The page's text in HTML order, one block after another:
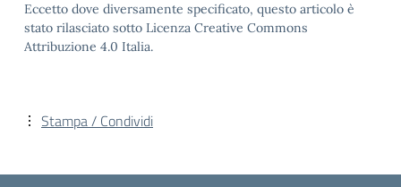
Eccetto dove diversamente specificato, questo articolo è
stato rilasciato sotto Licenza Creative Commons
Attribuzione 4.0 Italia.
Stampa / Condividi